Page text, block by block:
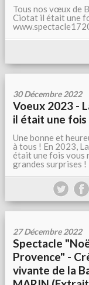
Tous nos vœux de
Ciotat il était une
30 Décembre 2022
Voeux 2023 -
il était une fois
Une bonne et
à tous ! En 2023,
était une fois vous
grandes surprises !
27 Décembre 2022
Spectacle
Provence" -
vivante de la